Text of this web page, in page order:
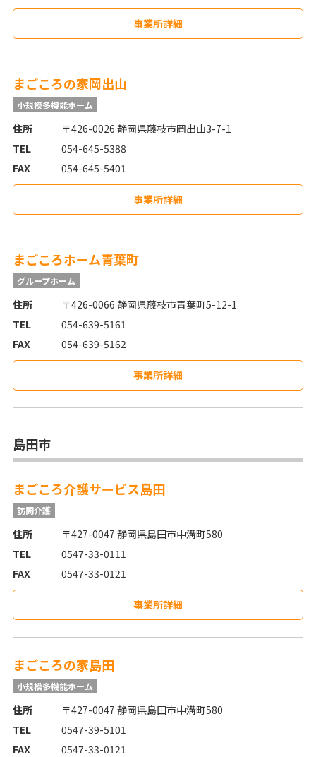
事業所詳細
まごころの家岡出山
小規模多機能ホーム
住所
〒426-0026 静岡県藤枝市岡出山3-7-1
TEL
054-645-5388
FAX
054-645-5401
事業所詳細
まごころホーム青葉町
グループホーム
住所
〒426-0066 静岡県藤枝市青葉町5-12-1
TEL
054-639-5161
FAX
054-639-5162
事業所詳細
島田市
まごころ介護サービス島田
訪問介護
住所
〒427-0047 静岡県島田市中溝町580
TEL
0547-33-0111
FAX
0547-33-0121
事業所詳細
まごころの家島田
小規模多機能ホーム
住所
〒427-0047 静岡県島田市中溝町580
TEL
0547-39-5101
FAX
0547-33-0121